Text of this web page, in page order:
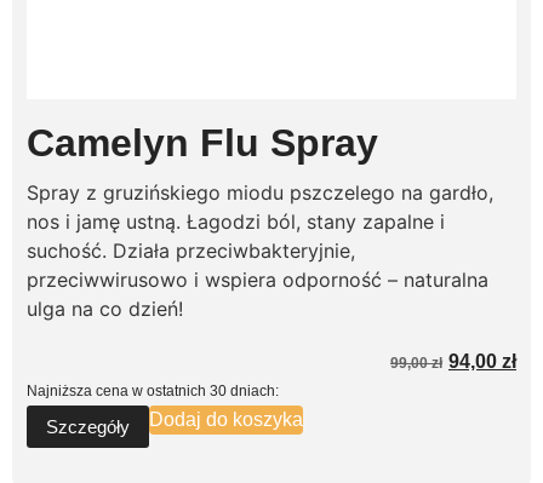
Camelyn Flu Spray
Spray z gruzińskiego miodu pszczelego na gardło,
nos i jamę ustną. Łagodzi ból, stany zapalne i
suchość. Działa przeciwbakteryjnie,
przeciwwirusowo i wspiera odporność – naturalna
ulga na co dzień!
99,00zł 94,00 zł
Najniższa cena w ostatnich 30 dniach:
Szczegóły Dodaj do koszyka